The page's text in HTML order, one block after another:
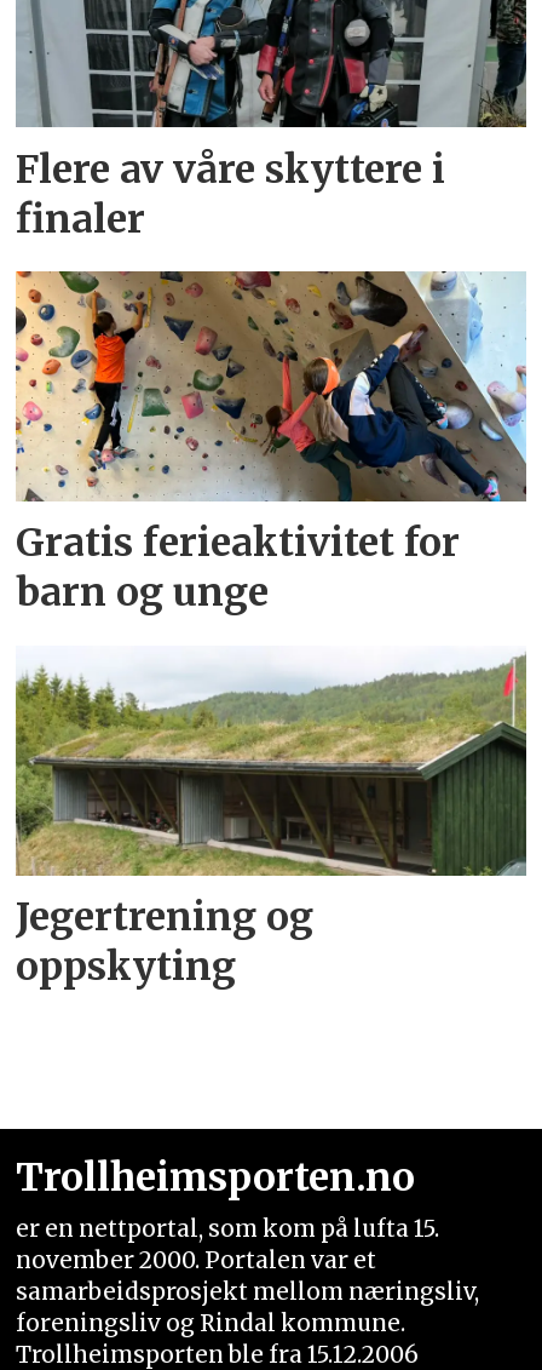
Flere av våre skyttere i
finaler
Gratis ferieaktivitet for
barn og unge
Jegertrening og
oppskyting
Trollheimsporten.no
er en nettportal, som kom på lufta 15.
november 2000. Portalen var et
samarbeidsprosjekt mellom næringsliv,
foreningsliv og Rindal kommune.
Trollheimsporten ble fra 15.12.2006